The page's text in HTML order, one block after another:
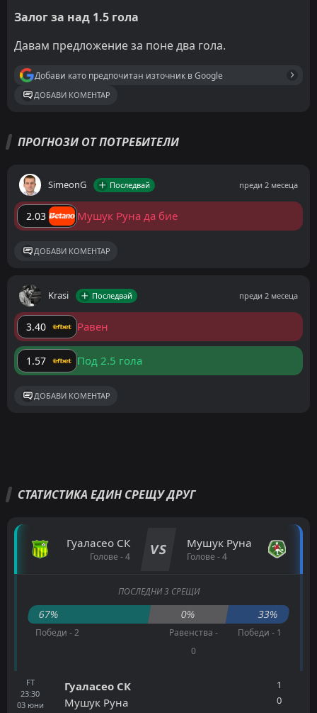
Залог за над 1.5 гола
Давам предложение за поне два гола.
Добави като предпочитан източник в Google
ДОБАВИ КОМЕНТАР
ПРОГНОЗИ ОТ ПОТРЕБИТЕЛИ
SimeonG Последвай преди 2 месеца
2.03 Мушук Руна да бие
ДОБАВИ КОМЕНТАР
Krasi Последвай преди 2 месеца
3.40 Равен
1.57 Под 2.5 гола
ДОБАВИ КОМЕНТАР
СТАТИСТИКА ЕДИН СРЕЩУ ДРУГ
Гуаласео СК
Голове - 4 VS Мушук Руна
Голове - 4
ПОСЛЕДНИ 3 СРЕЩИ
67% 0% 33%
Победи - 2
Равенства -
0
Победи - 1
FT
23:30
03 юни
Гуаласео СК
Мушук Руна
1
0